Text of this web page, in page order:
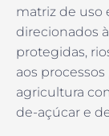
matriz de uso
direcionados
protegidas,
aos
agricultura
de-açúcar e